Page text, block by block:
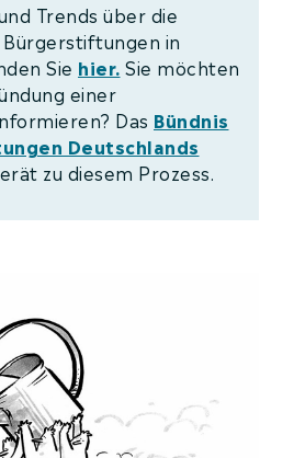
Trends über die
in
Sie hier. Sie möchten
einer
Das Bündnis
Deutschlands
zu diesem Prozess.